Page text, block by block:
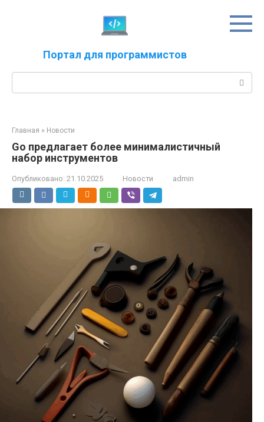
Портал для программистов
Главная » Новости
Go предлагает более минималистичный
набор инструментов
Опубликовано: 21.10.2025 Новости admin